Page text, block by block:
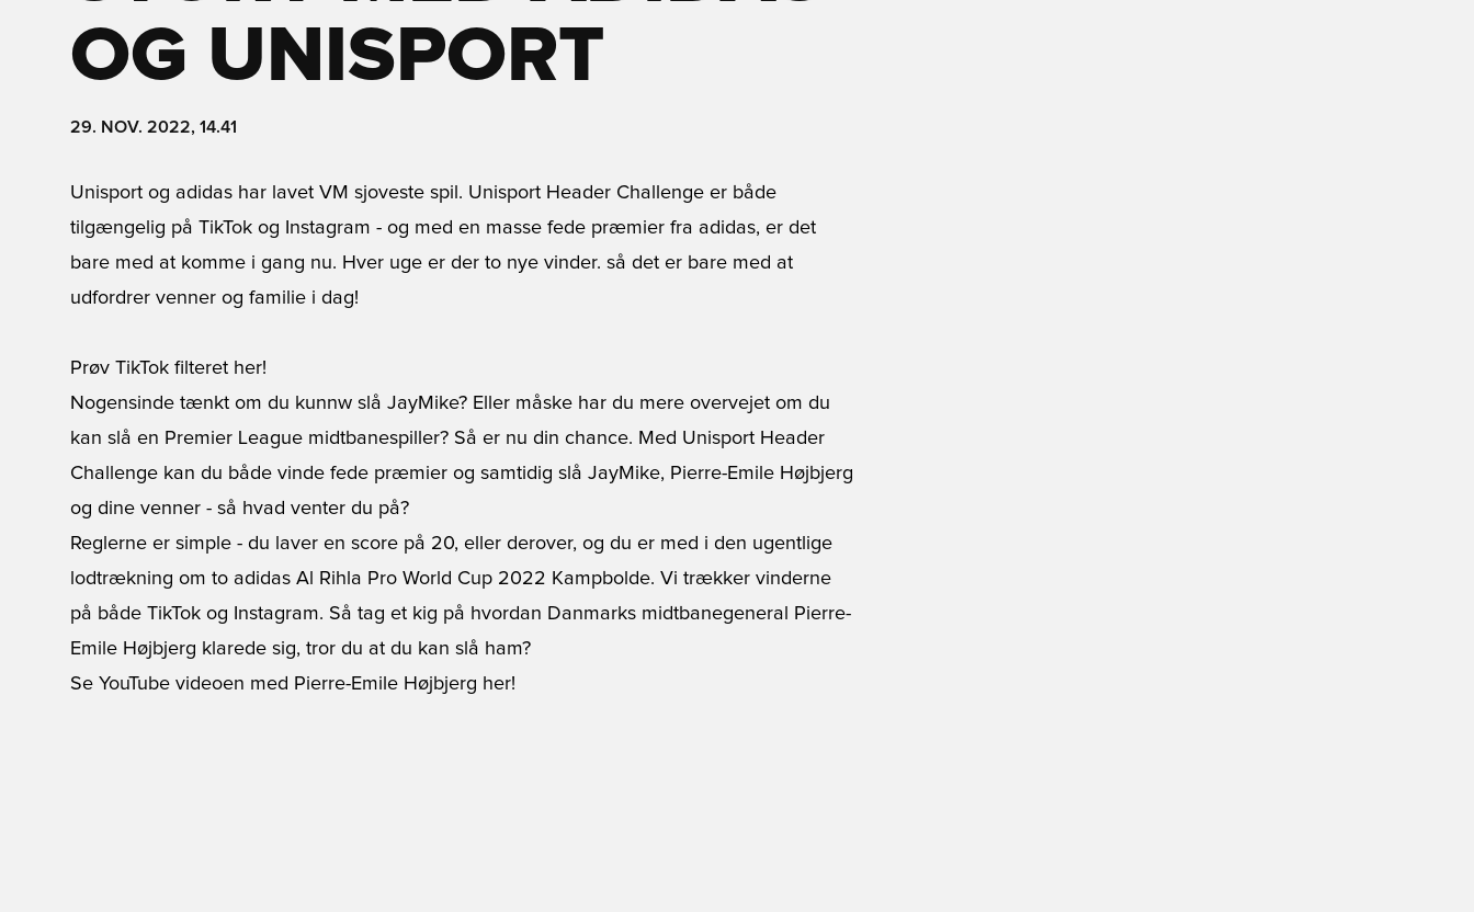
OG UNISPORT
29. NOV. 2022, 14.41
Unisport og adidas har lavet VM sjoveste spil. Unisport Header Challenge er både
tilgængelig på TikTok og Instagram - og med en masse fede præmier fra adidas, er det
bare med at komme i gang nu. Hver uge er der to nye vinder. så det er bare med at
udfordrer venner og familie i dag!
Prøv TikTok filteret her!
Nogensinde tænkt om du kunnw slå JayMike? Eller måske har du mere overvejet om du
kan slå en Premier League midtbanespiller? Så er nu din chance. Med Unisport Header
Challenge kan du både vinde fede præmier og samtidig slå JayMike, Pierre-Emile Højbjerg
og dine venner - så hvad venter du på?
Reglerne er simple - du laver en score på 20, eller derover, og du er med i den ugentlige
lodtrækning om to adidas Al Rihla Pro World Cup 2022 Kampbolde. Vi trækker vinderne
på både TikTok og Instagram. Så tag et kig på hvordan Danmarks midtbanegeneral Pierre-
Emile Højbjerg klarede sig, tror du at du kan slå ham?
Se YouTube videoen med Pierre-Emile Højbjerg her!